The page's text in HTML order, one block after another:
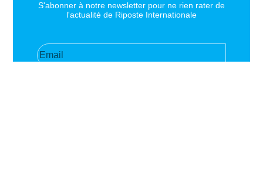
S'abonner à notre newsletter pour ne rien rater de
l'actualité de Riposte Internationale